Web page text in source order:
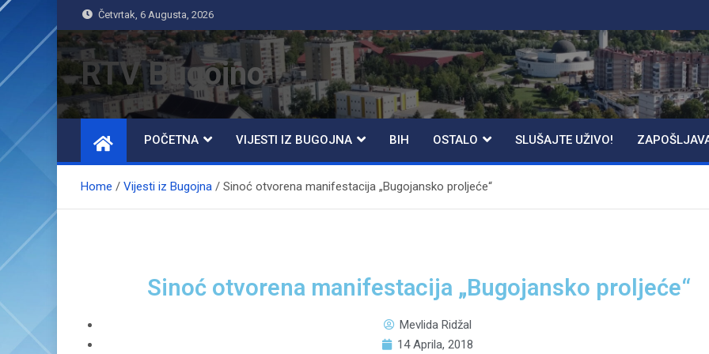
Četvrtak, 6 Augusta, 2026
RTV Bugojno
POČETNA VIJESTI IZ BUGOJNA BIH OSTALO SLUŠAJTE UŽIVO!
Home Vijesti iz Bugojna Sinoć otvorena manifestacija „Bugojansko proljeće“
Sinoć otvorena manifestacija „Bugojansko proljeće“
Mevlida Ridžal
14 Aprila, 2018